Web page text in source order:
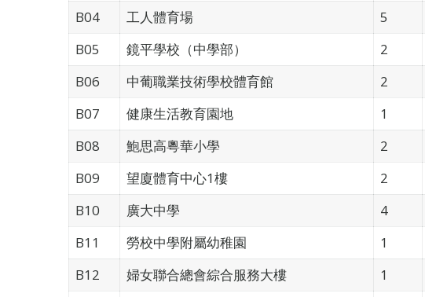
B04
工人體育場 5
B05
鏡平學校（中學部） 2
B06
中葡職業技術學校體育館 2
B07
健康生活教育園地 1
B08
鮑思高粵華小學 2
B09
望廈體育中心1樓 2
B10
廣大中學 4
B11
勞校中學附屬幼稚園 1
B12
婦女聯合總會綜合服務大樓 1